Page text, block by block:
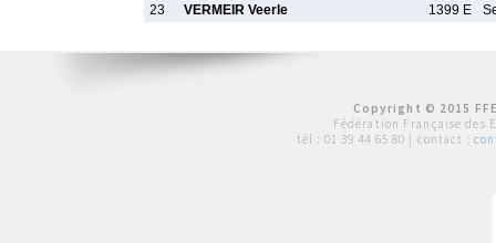
23
VERMEIR Veerle 1399 E
Copyright © 2015
Fédération Française des
tél : 01 39 44 65 80 | contact :